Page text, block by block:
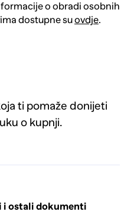
o obradi osobnih
dostupne suovdje.
ti pomaže donijeti
o kupnji.
ostali dokumenti